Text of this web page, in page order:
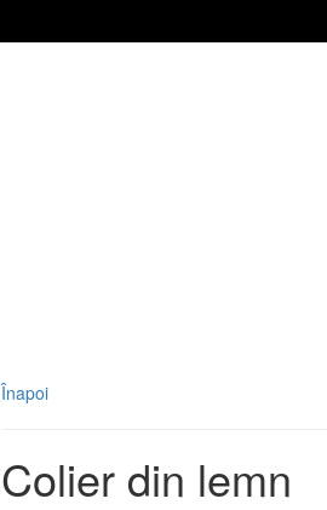
Înapoi
Colier din lemn